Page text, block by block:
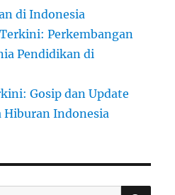
di Indonesia
Perkembangan
Pendidikan di
Gosip dan Update
Hiburan Indonesia